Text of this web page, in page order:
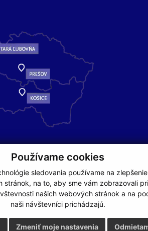
Používame cookies
sledovania používame na
stránok, na to, aby sme vám zobrazovali
našich webových stránok a na
naši návštevníci prichádzajú.
Zmeniť moje nastavenia
NA ZAČIATOK STRÁNKY